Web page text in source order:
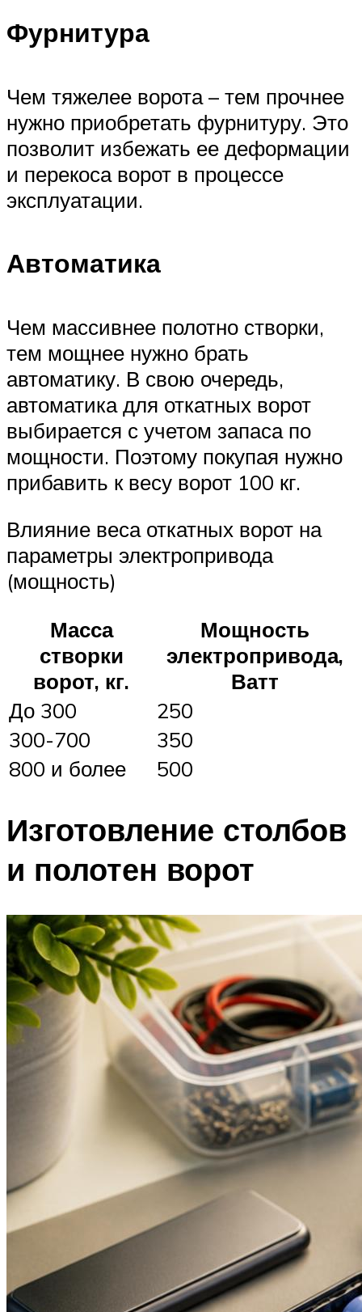
Фурнитура
Чем тяжелее ворота – тем прочнее
нужно приобретать фурнитуру. Это
позволит избежать ее деформации
и перекоса ворот в процессе
эксплуатации.
Автоматика
Чем массивнее полотно створки,
тем мощнее нужно брать
автоматику. В свою очередь,
автоматика для откатных ворот
выбирается с учетом запаса по
мощности. Поэтому покупая нужно
прибавить к весу ворот 100 кг.
Влияние веса откатных ворот на
параметры электропривода
(мощность)
Масса
створки
ворот, кг.
Мощность
электропривода,
Ватт
До 300
250
300-700
350
800 и более
500
Изготовление столбов
и полотен ворот